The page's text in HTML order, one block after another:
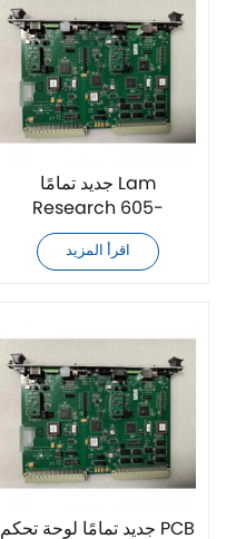
جديد تمامًا Lam
Research 605-
707109-001 لوحة تحكم
PCB
اقرأ المزيد
جديد تمامًا لوحة تحكم PCB